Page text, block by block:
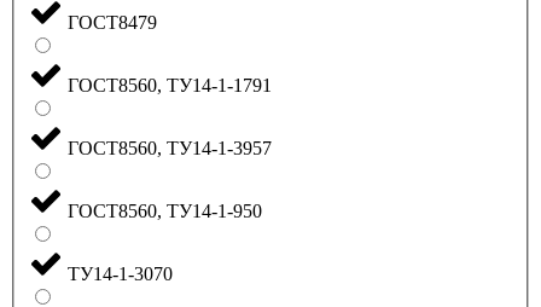
ГОСТ8479
ГОСТ8560, ТУ14-1-1791
ГОСТ8560, ТУ14-1-3957
ГОСТ8560, ТУ14-1-950
ТУ14-1-3070